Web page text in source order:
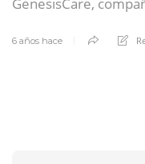
6 años hace